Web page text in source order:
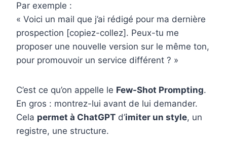
Par exemple :
« Voici un mail que j’ai rédigé pour ma dernière
prospection [copiez-collez]. Peux-tu me
proposer une nouvelle version sur le même ton,
pour promouvoir un service différent ? »
C’est ce qu’on appelle le Few-Shot Prompting.
En gros : montrez-lui avant de lui demander.
Cela permet à ChatGPT d’imiter un style, un
registre, une structure.